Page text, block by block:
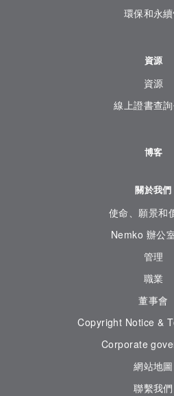
環保和永
資源
資源
線上證書查
博客
關於我們
使命、願景和
Nemko 辦公
管理
職業
董事會
Copyright Notice &
Corporate
網站地圖
聯繫我們